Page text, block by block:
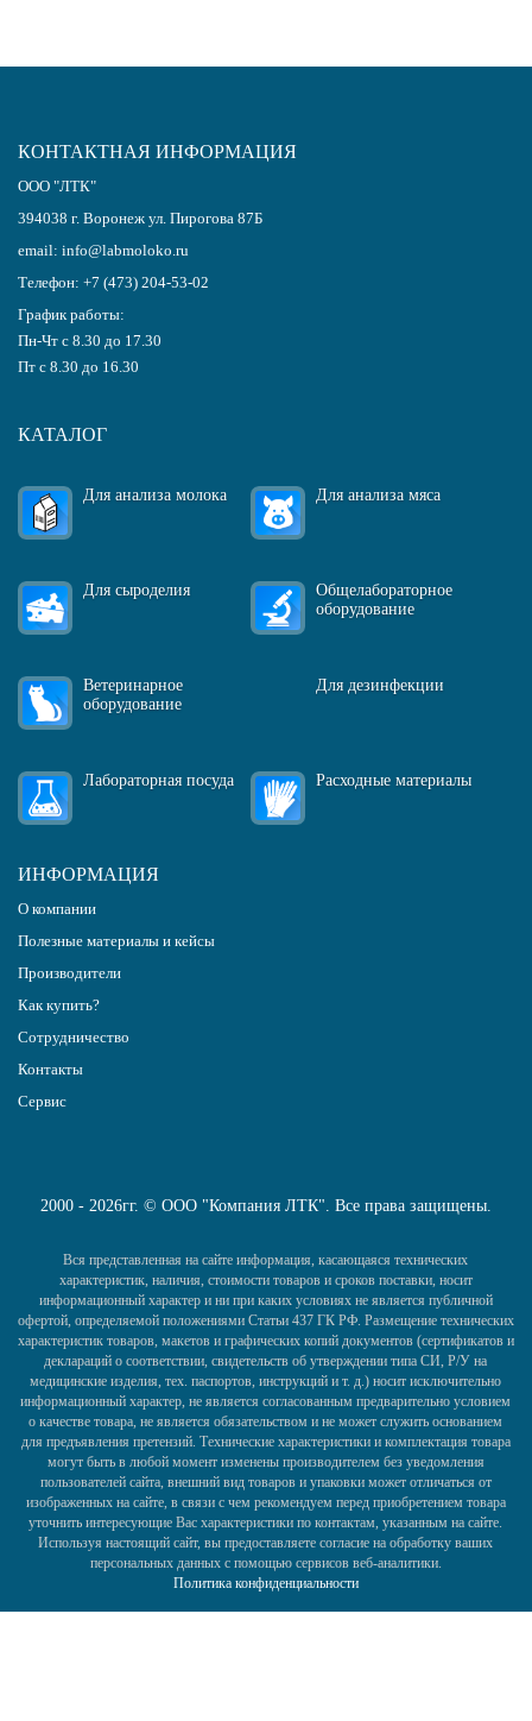
КОНТАКТНАЯ ИНФОРМАЦИЯ
ООО "ЛТК"
394038 г. Воронеж ул. Пирогова 87Б
email: info@labmoloko.ru
Телефон: +7 (473) 204-53-02
График работы:
Пн-Чт с 8.30 до 17.30
Пт с 8.30 до 16.30
КАТАЛОГ
Для анализа молока Для анализа мяса
Для сыроделия
Общелабораторное
оборудование
Ветеринарное
оборудование
Для дезинфекции
Лабораторная посуда Расходные материалы
ИНФОРМАЦИЯ
О компании
Полезные материалы и кейсы
Производители
Как купить?
Сотрудничество
Контакты
Сервис
2000 - 2026гг. © ООО "Компания ЛТК". Все права защищены.
Вся представленная на сайте информация, касающаяся технических
характеристик, наличия, стоимости товаров и сроков поставки, носит
информационный характер и ни при каких условиях не является публичной
офертой, определяемой положениями Статьи 437 ГК РФ. Размещение технических
характеристик товаров, макетов и графических копий документов (сертификатов и
деклараций о соответствии, свидетельств об утверждении типа СИ, Р/У на
медицинские изделия, тех. паспортов, инструкций и т. д.) носит исключительно
информационный характер, не является согласованным предварительно условием
о качестве товара, не является обязательством и не может служить основанием
для предъявления претензий. Технические характеристики и комплектация товара
могут быть в любой момент изменены производителем без уведомления
пользователей сайта, внешний вид товаров и упаковки может отличаться от
изображенных на сайте, в связи с чем рекомендуем перед приобретением товара
уточнить интересующие Вас характеристики по контактам, указанным на сайте.
Используя настоящий сайт, вы предоставляете согласие на обработку ваших
персональных данных с помощью сервисов веб-аналитики.
Политика конфиденциальности